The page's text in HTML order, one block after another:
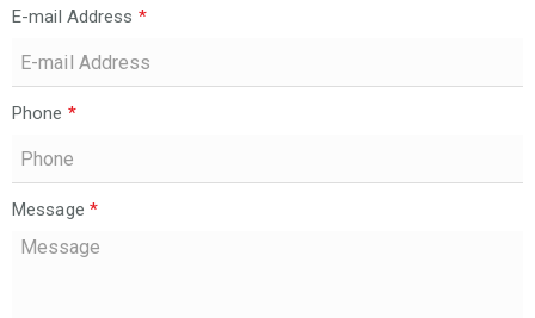
E-mail Address *
Phone *
Message *